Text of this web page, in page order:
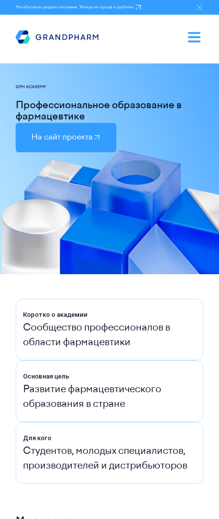
Мы обновили раздел с аптеками, Теперь он проще и удобнее.
GPH ACADEMY
Профессиональное образование в
фармацевтике
На сайт проекта
Коротко о академии
Сообщество профессионалов в
области фармацевтики
Основная цель
Развитие фармацевтического
образования в стране
Для кого
Студентов, молодых специалистов,
производителей и дистрибьюторов